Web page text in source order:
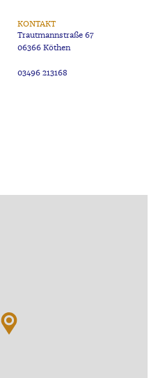
KONTAKT
Trautmannstraße 67
06366 Köthen
03496 213168